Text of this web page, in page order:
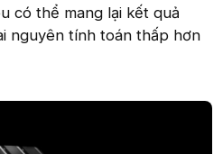
có thể mang lại kết quả
nguyên tính toán thấp hơn